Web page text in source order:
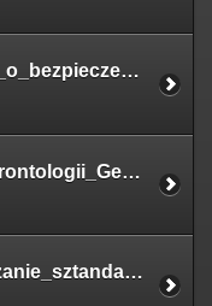
2024_11_20_Debata_o_bezpieczeństwie
2024_11_15_Dni_Gerontologii_Gezegorz_Rajter
2024_11_14_Przekazanie_sztandar_SKMP_ONZ